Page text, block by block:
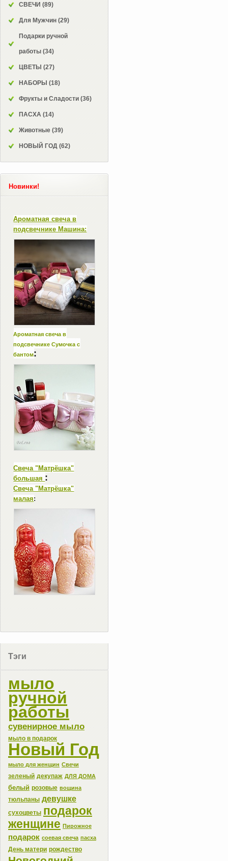
СВЕЧИ (89)
Для Мужчин (29)
Подарки ручной
работы (34)
ЦВЕТЫ (27)
НАБОРЫ (18)
Фрукты и Сладости (36)
ПАСХА (14)
Животные (39)
НОВЫЙ ГОД (62)
Новинки!
Ароматная свеча в
подсвечнике Машина:
Ароматная свеча в
подсвечнике Сумочка с
бантом:
Свеча "Матрёшка"
большая :
Свеча "Матрёшка"
малая:
Тэги
мыло
ручной
работы
сувенирное мыло
мыло в подарок
Новый Год
мыло для женщин Свечи
зеленый декупаж ДЛЯ ДОМА
белый розовые вощина
тюльпаны девушке
сухоцветы подарок
женщине Пирожное
подарок соевая свеча пасха
День матери рождество